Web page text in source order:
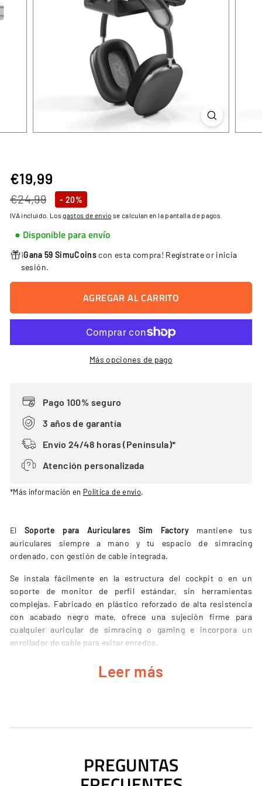
Precio
habitual
€24,99 €24,99
Precio
de
oferta
€19,99
- 20%
IVA incluido. Losgastos de envío se calculan en la pantalla de pagos.
● Disponible para envío
¡Gana 59 SimuCoinscon esta compra! Regístrateor inicia
sesión.
AGREGAR AL CARRITO
Más opciones de pago
Pago 100% seguro
3 años de garantía
Envío 24/48 horas (Península)*
Atención personalizada
*Más información en Política de envío.
El Soporte para Auriculares Sim Factory mantiene tus
auriculares siempre a mano y tu espacio de simracing
ordenado, con gestión de cable integrada.
Se instala fácilmente en la estructura del cockpit o en un
soporte de monitor de perfil estándar, sin herramientas
complejas. Fabricado en plástico reforzado de alta resistencia
con acabado negro mate, ofrece una sujeción firme para
cualquier auricular de simracing o gaming e incorpora un
enrollador de cable para evitar enredos.
Compatible con estructuras de cockpit y soportes de
Leer más
PREGUNTAS